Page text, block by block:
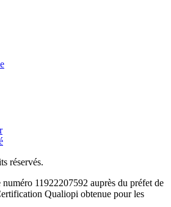
réservés.
numéro 11922207592 auprès du préfet de
Qualiopi obtenue pour les